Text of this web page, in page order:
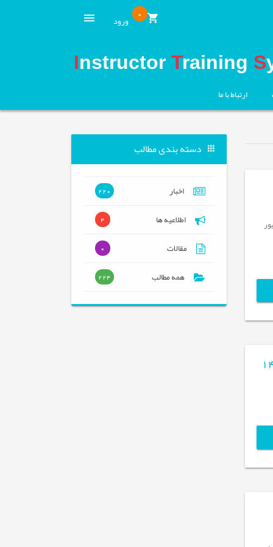
0 ورود
Instructor Training S
ارتباط با ما
مربیان 29 شهریور
دسته بندی مطالب
اخبار 220
اطلاعیه ها 4
مقالات 0
همه مطالب 224